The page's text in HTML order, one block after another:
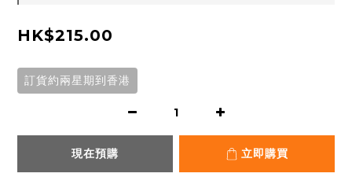
HK$215.00
訂貨約兩星期到香港
現在預購 立即購買